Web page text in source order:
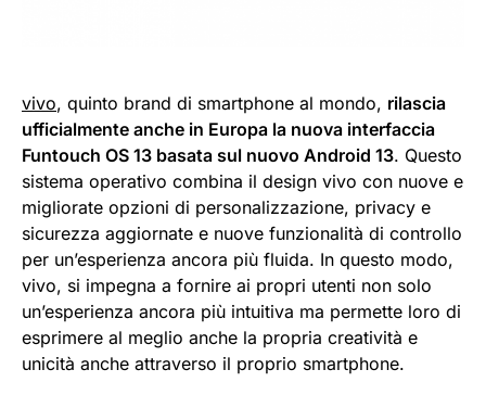
vivo, quinto brand di smartphone al mondo, rilascia
ufficialmente anche in Europa la nuova interfaccia
Funtouch OS 13 basata sul nuovo Android 13. Questo
sistema operativo combina il design vivo con nuove e
migliorate opzioni di personalizzazione, privacy e
sicurezza aggiornate e nuove funzionalità di controllo
per un’esperienza ancora più fluida. In questo modo,
vivo, si impegna a fornire ai propri utenti non solo
un’esperienza ancora più intuitiva ma permette loro di
esprimere al meglio anche la propria creatività e
unicità anche attraverso il proprio smartphone.